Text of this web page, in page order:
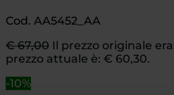
Cod. AA5452_AA
€67,00 Il prezzo originale
prezzo attuale è: € 60,30.
-10%